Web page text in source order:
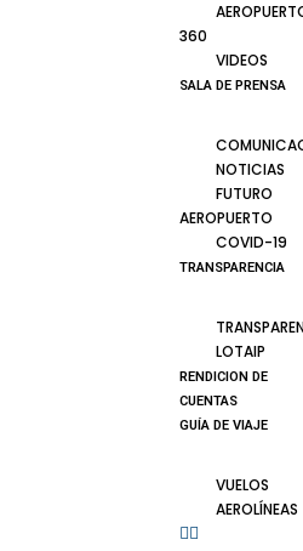
360
VIDEOS
SALA DE PRENSA
NOTICIAS
FUTURO
AEROPUERTO
COVID-19
TRANSPARENCIA
LOTAIP
RENDICION DE
CUENTAS
GUÍA DE VIAJE
VUELOS
AEROLÍNEAS